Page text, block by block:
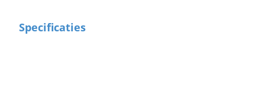
Specificaties